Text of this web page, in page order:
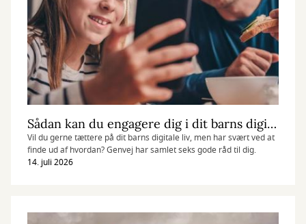
Sådan kan du engagere dig i dit barns digitale liv
Vil du gerne tættere på dit barns digitale liv, men har svært ved at
finde ud af hvordan? Genvej har samlet seks gode råd til dig.
14. juli 2026